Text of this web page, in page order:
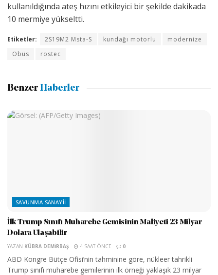
kullanıldığında ateş hızını etkileyici bir şekilde dakikada
10 mermiye yükseltti.
Etiketler: 2S19M2 Msta-S kundağı motorlu
modernize
Obüs
rostec
Benzer Haberler
SAVUNMA SANAYII
İlk Trump Sınıfı Muharebe Gemisinin Maliyeti 23 Milyar
Dolara Ulaşabilir
YAZAN KÜBRA DEMIRBAŞ 4 SAAT ÖNCE 0
ABD Kongre Bütçe Ofisi’nin tahminine göre, nükleer tahrikli
Trump sınıfı muharebe gemilerinin ilk örneği yaklaşık 23 milyar